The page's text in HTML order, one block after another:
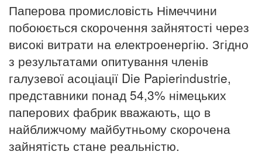
Паперова промисловість Німеччини
побоюється скорочення зайнятості через
високі витрати на електроенергію. Згідно
з результатами опитування членів
галузевої асоціації Die Papierindustrie,
представники понад 54,3% німецьких
паперових фабрик вважають, що в
найближчому майбутньому скорочена
зайнятість стане реальністю.